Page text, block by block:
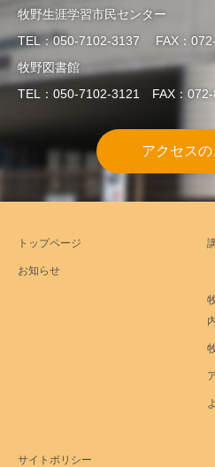
牧野生涯学習市民センター
TEL：050-7102-3137 FAX：
牧野図書館
TEL：050-7102-3121 FAX：072-
アクセス
トップページ
お知らせ
サイトポリシー